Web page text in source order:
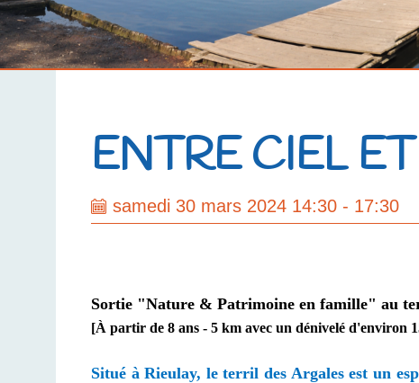
ENTRE CIEL
samedi 30 mars 2024 14:30 - 17:30
Sortie "Nature & Patrimoine en famille" au
[À partir de 8 ans - 5 km avec un dénivelé d'environ
Situé à Rieulay, le terril des Argales est un